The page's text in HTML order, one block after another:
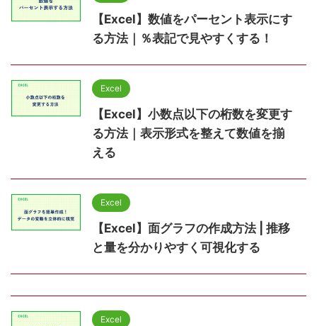
【Excel】数値をパーセント表示にす
る方法｜％表記で見やすくする！
Excel
【Excel】小数点以下の桁数を変更す
る方法｜表示形式を整えて数値を揃
える
Excel
【Excel】面グラフの作成方法 | 推移
と量を分かりやすく可視化する
Excel